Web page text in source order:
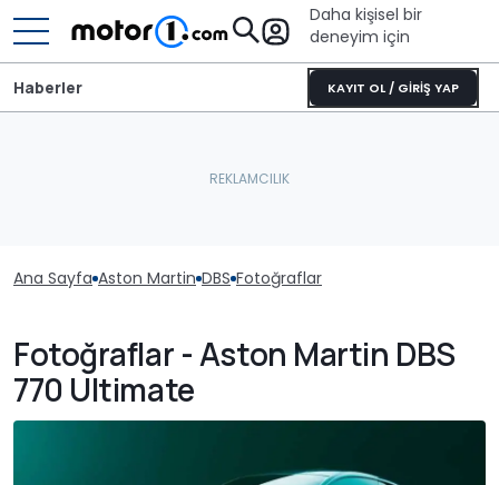
Daha kişisel bir
deneyim için
KAYIT OL / GİRİŞ YAP
Haberler
Ana Sayfa Aston Martin DBS Fotoğraflar
Fotoğraflar - Aston Martin DBS
770 Ultimate